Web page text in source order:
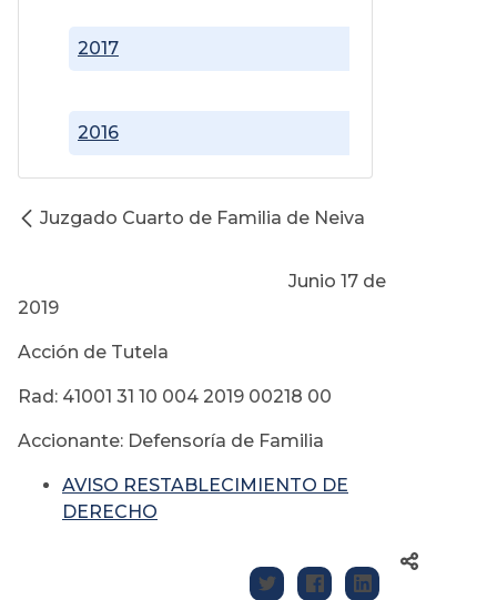
2016
2017
Juzgado Cuarto de Familia de Neiva
Junio 17 de
2019
Acción de Tutela
Rad: 41001 31 10 004 2019 00218 00
Accionante: Defensoría de Familia
AVISO RESTABLECIMIENTO DE
DERECHO